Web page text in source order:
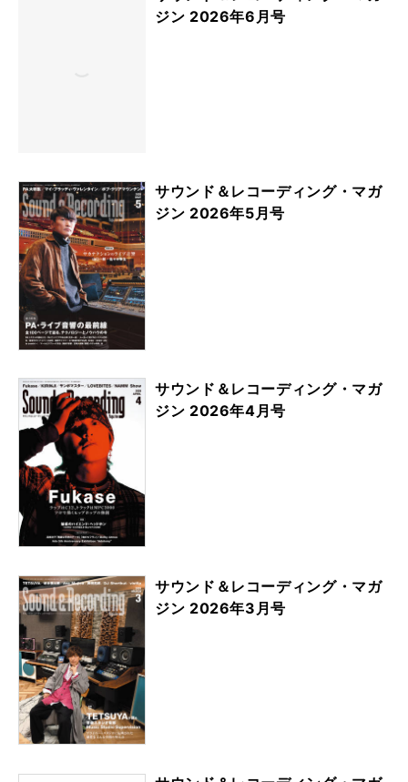
ジン 2026年6月号
サウンド＆レコーディング・マガ
ジン 2026年5月号
サウンド＆レコーディング・マガ
ジン 2026年4月号
サウンド＆レコーディング・マガ
ジン 2026年3月号